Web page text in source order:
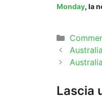
Monday, la
Lascia